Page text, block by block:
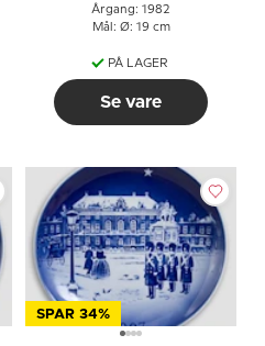
Årgang: 1982
Mål: Ø: 19 cm
PÅ LAGER
Se vare
SPAR 34%